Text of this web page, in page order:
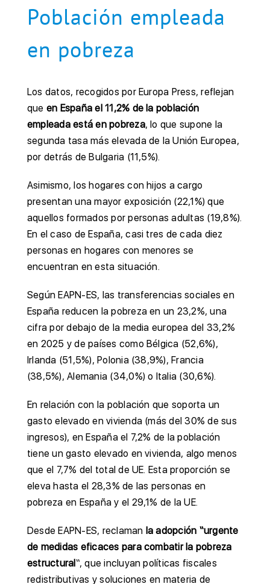
Población empleada
en pobreza
Los datos, recogidos por Europa Press, reflejan
que en España el 11,2% de la población
empleada está en pobreza, lo que supone la
segunda tasa más elevada de la Unión Europea,
por detrás de Bulgaria (11,5%).
Asimismo, los hogares con hijos a cargo
presentan una mayor exposición (22,1%) que
aquellos formados por personas adultas (19,8%).
En el caso de España, casi tres de cada diez
personas en hogares con menores se
encuentran en esta situación.
Según EAPN-ES, las transferencias sociales en
España reducen la pobreza en un 23,2%, una
cifra por debajo de la media europea del 33,2%
en 2025 y de países como Bélgica (52,6%),
Irlanda (51,5%), Polonia (38,9%), Francia
(38,5%), Alemania (34,0%) o Italia (30,6%).
En relación con la población que soporta un
gasto elevado en vivienda (más del 30% de sus
ingresos), en España el 7,2% de la población
tiene un gasto elevado en vivienda, algo menos
que el 7,7% del total de UE. Esta proporción se
eleva hasta el 28,3% de las personas en
pobreza en España y el 29,1% de la UE.
Desde EAPN-ES, reclaman la adopción “urgente
de medidas eficaces para combatir la pobreza
estructural“, que incluyan políticas fiscales
redistributivas y soluciones en materia de